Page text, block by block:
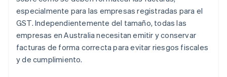
especialmente para las empresas registradas para el
GST. Independientemente del tamaño, todas las
empresas en Australia necesitan emitir y conservar
facturas de forma correcta para evitar riesgos fiscales
y de cumplimiento.